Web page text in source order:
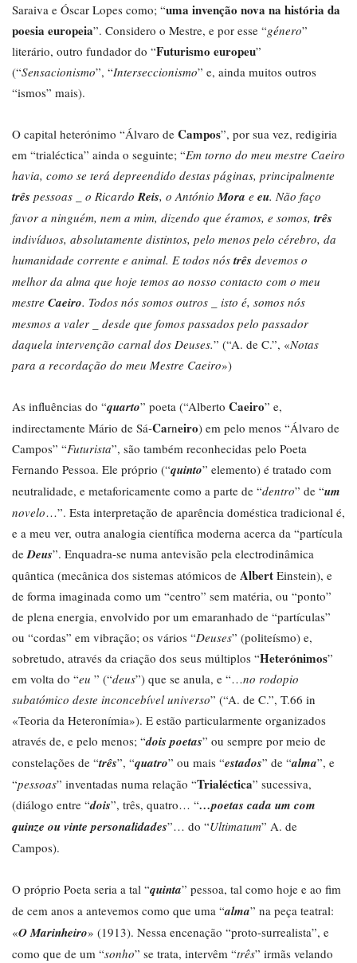
Saraiva e Óscar Lopes como; “uma invenção nova na história da
poesia europeia”. Considero o Mestre, e por esse “género”
literário, outro fundador do “Futurismo europeu”
(“Sensacionismo”, “Interseccionismo” e, ainda muitos outros
“ismos” mais).
O capital heterónimo “Álvaro de Campos”, por sua vez, redigiria
em “trialéctica” ainda o seguinte; “Em torno do meu mestre Caeiro
havia, como se terá depreendido destas páginas, principalmente
três pessoas _ o RicardoReis, o AntónioMora e eu. Não faço
favor a ninguém, nem a mim, dizendo que éramos, e somos, três
indivíduos, absolutamente distintos, pelo menos pelo cérebro, da
humanidade corrente e animal. E todos nós três devemos o
melhor da alma que hoje temos ao nosso contacto com o meu
mestre Caeiro. Todos nós somos outros _ isto é, somos nós
mesmos a valer _ desde que fomos passados pelo passador
daquela intervenção carnal dos Deuses.” (“A. de C.”, «Notas
para a recordação do meu Mestre Caeiro»)
As influências do “quarto” poeta (“Alberto Caeiro” e,
indirectamente Mário de Sá-Carneiro) em pelo menos “Álvaro de
Campos” “Futurista”, são também reconhecidas pelo Poeta
Fernando Pessoa. Ele próprio (“quinto” elemento) é tratado com
neutralidade, e metaforicamente como a parte de “dentro” de “um
novelo…”. Esta interpretação de aparência doméstica tradicional é,
e a meu ver, outra analogia científica moderna acerca da “partícula
deDeus”. Enquadra-se numa antevisão pela electrodinâmica
quântica (mecânica dos sistemas atómicos de Albert Einstein), e
de forma imaginada como um “centro” sem matéria, ou “ponto”
de plena energia, envolvido por um emaranhado de “partículas”
ou “cordas” em vibração; os vários “Deuses” (politeísmo) e,
sobretudo, através da criação dos seus múltiplos “Heterónimos”
em volta do “eu ” (“deus”) que se anula, e “…no rodopio
subatómico deste inconcebível universo” (“A. de C.”, T.66 in
«Teoria da Heteronímia»). E estão particularmente organizados
através de, e pelo menos; “dois poetas” ou sempre por meio de
constelações de “três”, “quatro” ou mais “estados” de “alma”, e
“pessoas” inventadas numa relação “Trialéctica” sucessiva,
(diálogo entre “dois”, três, quatro… “…poetas cada um com
quinze ou vinte personalidades”… do “Ultimatum” A. de
Campos).
O próprio Poeta seria a tal “quinta” pessoa, tal como hoje e ao fim
de cem anos a antevemos como que uma “alma” na peça teatral:
«O Marinheiro» (1913). Nessa encenação “proto-surrealista”, e
como que de um “sonho” se trata, intervêm “três” irmãs velando